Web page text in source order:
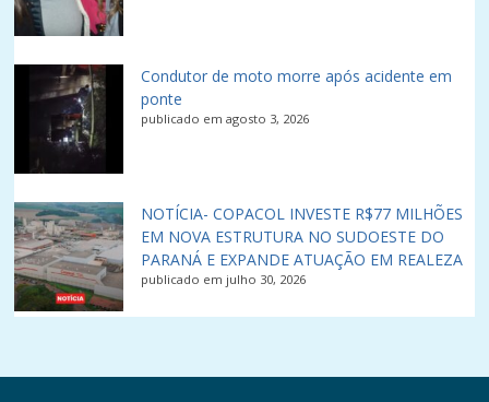
Condutor de moto morre após acidente em
ponte
publicado em agosto 3, 2026
NOTÍCIA- COPACOL INVESTE R$77 MILHÕES
EM NOVA ESTRUTURA NO SUDOESTE DO
PARANÁ E EXPANDE ATUAÇÃO EM REALEZA
publicado em julho 30, 2026